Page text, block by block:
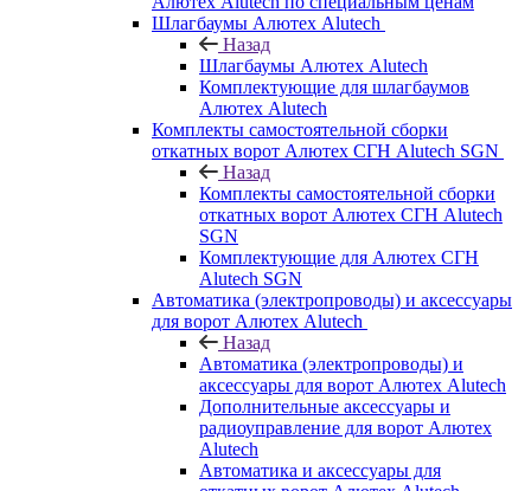
Шлагбаумы Алютех Alutech
Назад
Шлагбаумы Алютех Alutech
Комплектующие для шлагбаумов
Алютех Alutech
Комплекты самостоятельной сборки
откатных ворот Алютех СГН Alutech SGN
Назад
Комплекты самостоятельной сборки
откатных ворот Алютех СГН Alutech
SGN
Комплектующие для Алютех СГН
Alutech SGN
Автоматика (электропроводы) и аксессуары
для ворот Алютех Alutech
Назад
Автоматика (электропроводы) и
аксессуары для ворот Алютех Alutech
Дополнительные аксессуары и
радиоуправление для ворот Алютех
Alutech
Автоматика и аксессуары для